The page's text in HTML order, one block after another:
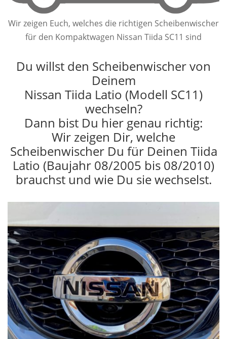
Wir zeigen Euch, welches die richtigen Scheibenwischer
für den Kompaktwagen Nissan Tiida SC11 sind
Du willst den Scheibenwischer von
Deinem
Nissan Tiida Latio (Modell SC11)
wechseln?
Dann bist Du hier genau richtig:
Wir zeigen Dir, welche
Scheibenwischer Du für Deinen Tiida
Latio (Baujahr 08/2005 bis 08/2010)
brauchst und wie Du sie wechselst.